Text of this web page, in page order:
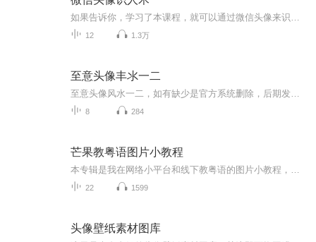
12 1.3万
至意头像丰氺一二
8 284
芒果教粤语图片小教程
22 1599
头像壁纸素材图库